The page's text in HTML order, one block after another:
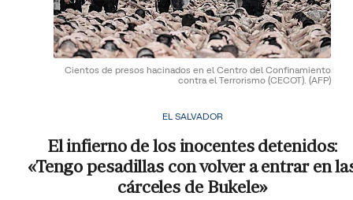
Cientos de presos hacinados en el Centro del Confinamiento
contra el Terrorismo (CECOT). (AFP)
EL SALVADOR
El infierno de los inocentes detenidos:
«Tengo pesadillas con volver a entrar en
cárceles de Bukele»